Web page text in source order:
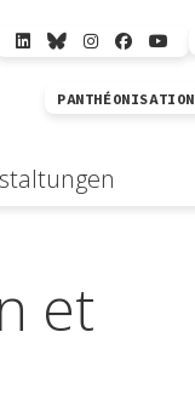
PANTHÉONISATION
et